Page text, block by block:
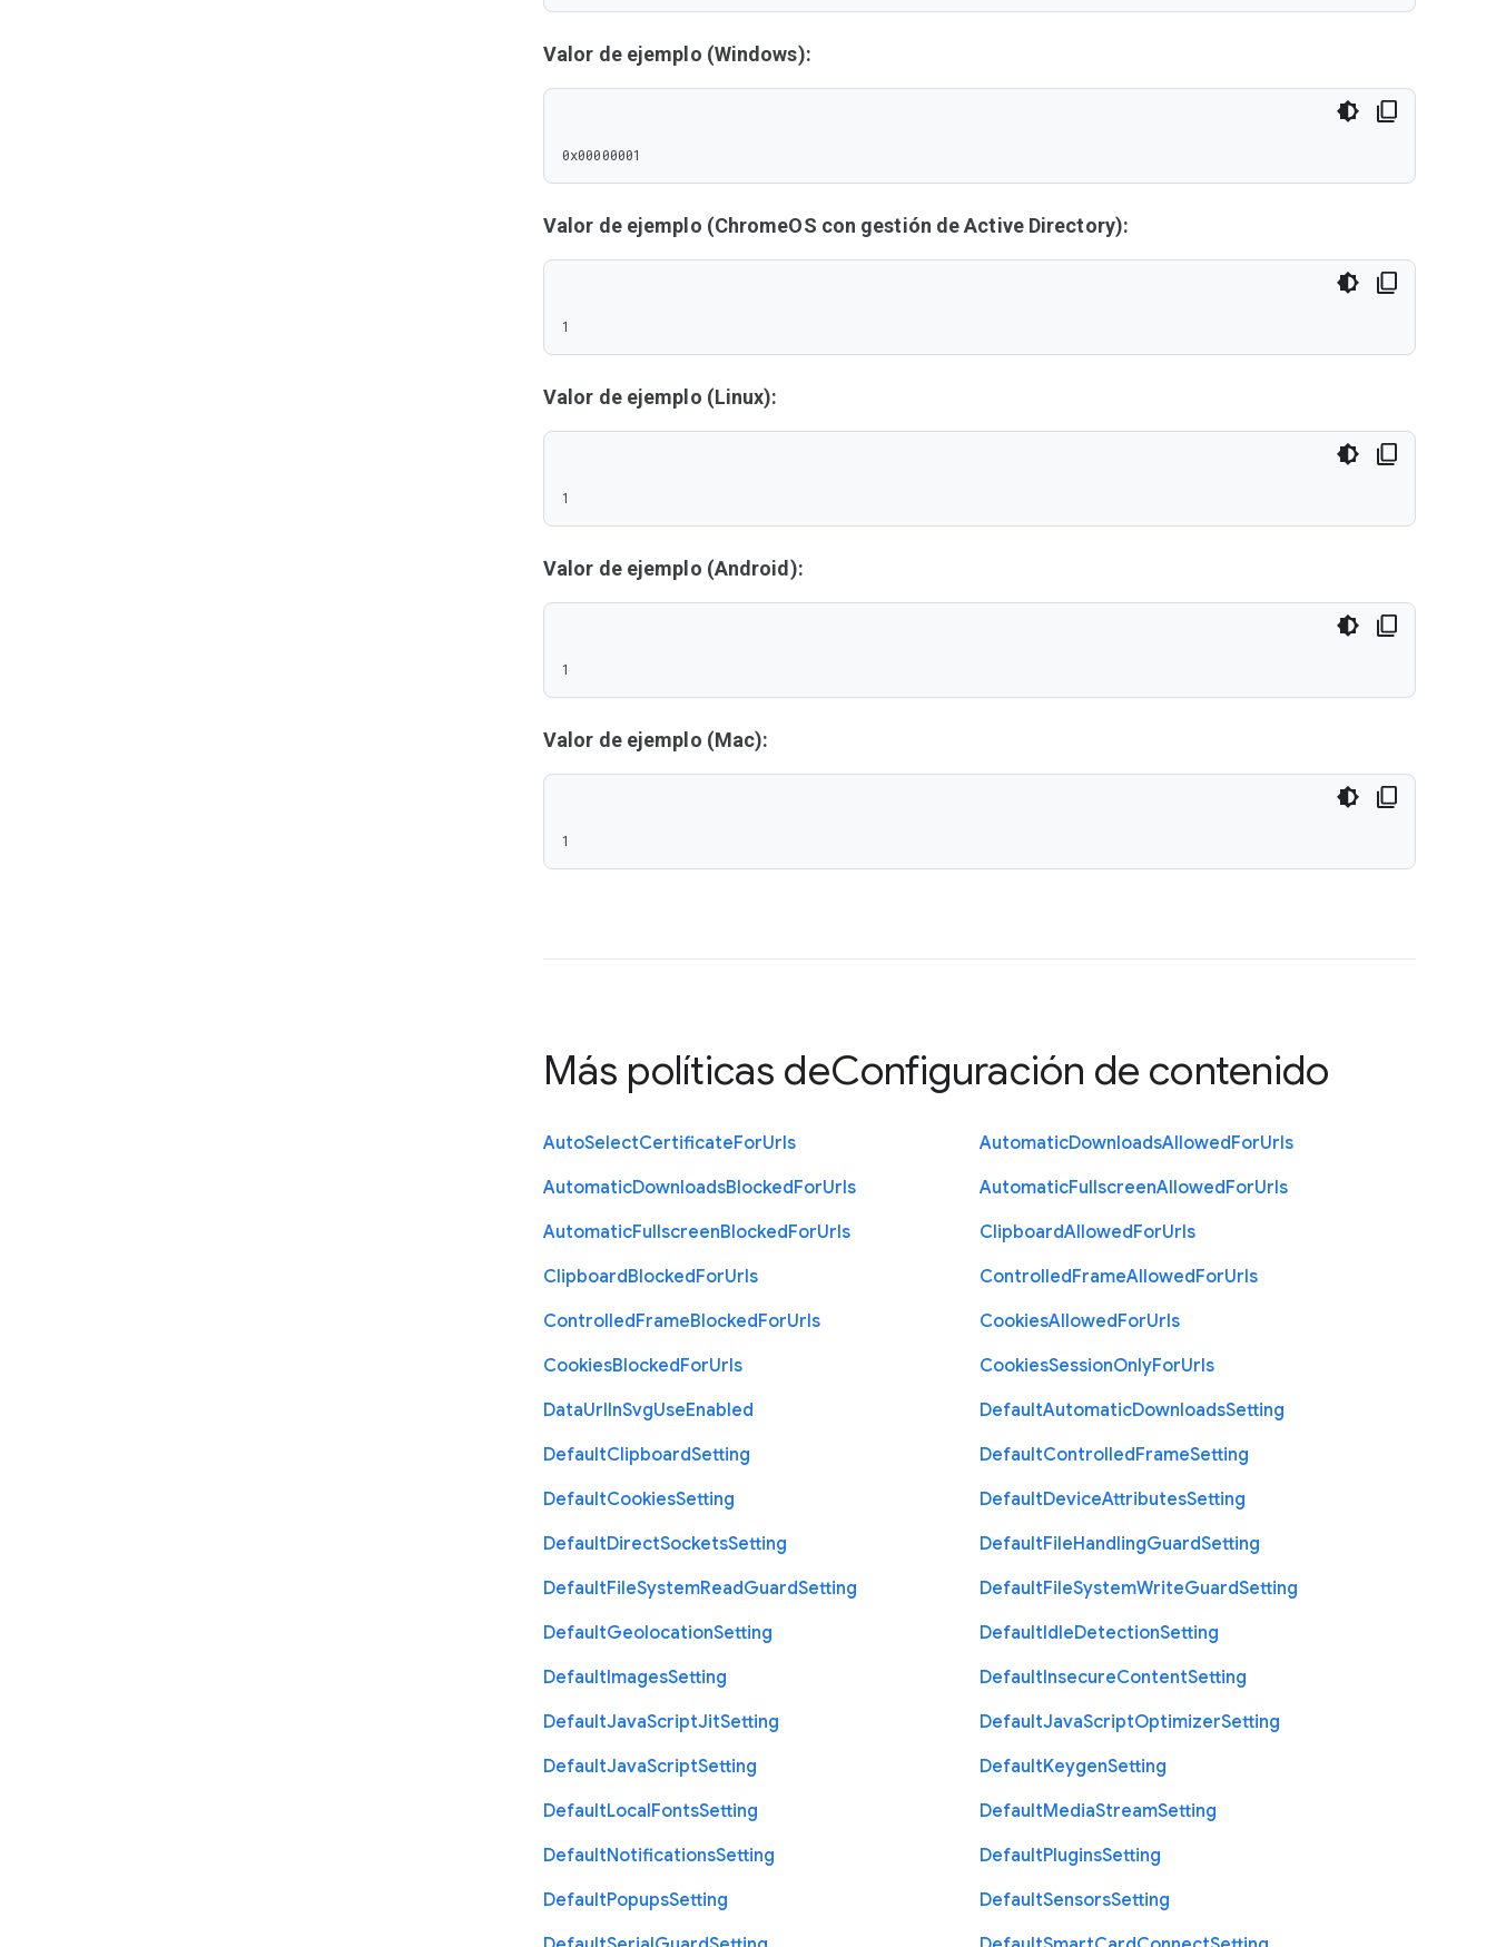
Valor de ejemplo (Windows):
0x00000001
Valor de ejemplo (ChromeOS con gestión de Active Directory):
1
Valor de ejemplo (Linux):
1
Valor de ejemplo (Android):
1
Valor de ejemplo (Mac):
1
Más políticas deConfiguración de contenido
AutoSelectCertificateForUrls AutomaticDownloadsAllowedForUrls
AutomaticDownloadsBlockedForUrls AutomaticFullscreenAllowedForUrls
AutomaticFullscreenBlockedForUrls ClipboardAllowedForUrls
ClipboardBlockedForUrls ControlledFrameAllowedForUrls
ControlledFrameBlockedForUrls CookiesAllowedForUrls
CookiesBlockedForUrls CookiesSessionOnlyForUrls
DataUrlInSvgUseEnabled DefaultAutomaticDownloadsSetting
DefaultClipboardSetting DefaultControlledFrameSetting
DefaultCookiesSetting DefaultDeviceAttributesSetting
DefaultDirectSocketsSetting DefaultFileHandlingGuardSetting
DefaultFileSystemReadGuardSetting DefaultFileSystemWriteGuardSetting
DefaultGeolocationSetting DefaultIdleDetectionSetting
DefaultImagesSetting DefaultInsecureContentSetting
DefaultJavaScriptJitSetting DefaultJavaScriptOptimizerSetting
DefaultJavaScriptSetting DefaultKeygenSetting
DefaultLocalFontsSetting DefaultMediaStreamSetting
DefaultNotificationsSetting DefaultPluginsSetting
DefaultPopupsSetting DefaultSensorsSetting